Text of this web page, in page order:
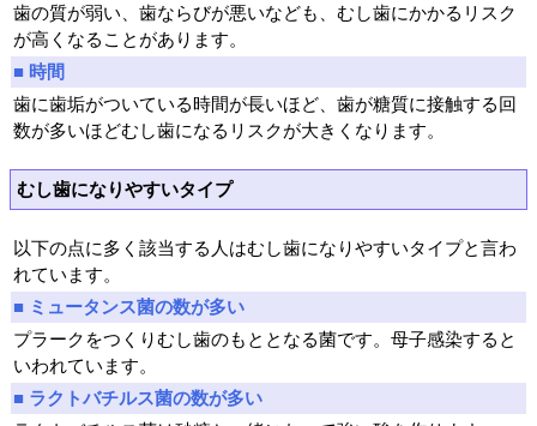
歯の質が弱い、歯ならびが悪いなども、むし歯にかかるリスク
が高くなることがあります。
■ 時間
歯に歯垢がついている時間が長いほど、歯が糖質に接触する回
数が多いほどむし歯になるリスクが大きくなります。
むし歯になりやすいタイプ
以下の点に多く該当する人はむし歯になりやすいタイプと言わ
れています。
■ ミュータンス菌の数が多い
プラークをつくりむし歯のもととなる菌です。母子感染すると
いわれています。
■ ラクトバチルス菌の数が多い